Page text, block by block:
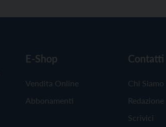
E-Shop
Vendita Online
Abbonamenti
Contatti
Chi Siamo
Redazione
Scrivici